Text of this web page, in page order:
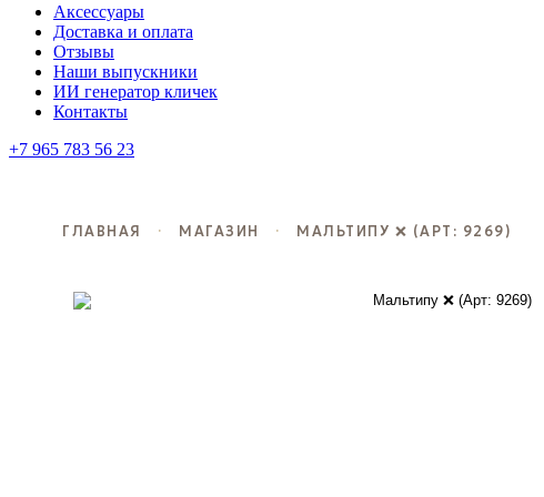
Аксессуары
Доставка и оплата
Отзывы
Наши выпускники
ИИ генератор кличек
Контакты
+7 965 783 56 23
ГЛАВНАЯ · МАГАЗИН · МАЛЬТИПУ ❌ (АРТ: 9269)